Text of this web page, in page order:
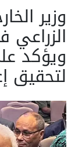
وزير
الزراعي
ويؤكد
لتحقيق